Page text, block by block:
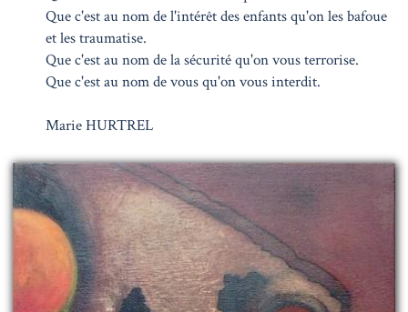
Que c'est au nom de l'intérêt des enfants qu'on les bafoue
et les traumatise.
Que c'est au nom de la sécurité qu'on vous terrorise.
Que c'est au nom de vous qu'on vous interdit.
Marie HURTREL